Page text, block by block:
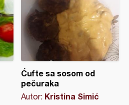
Ćufte sa sosom od
pečuraka
Autor: Kristina Simić